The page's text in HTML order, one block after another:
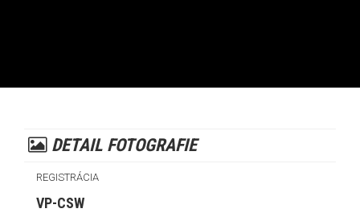
DETAIL FOTOGRAFIE
REGISTRÁCIA
VP-CSW